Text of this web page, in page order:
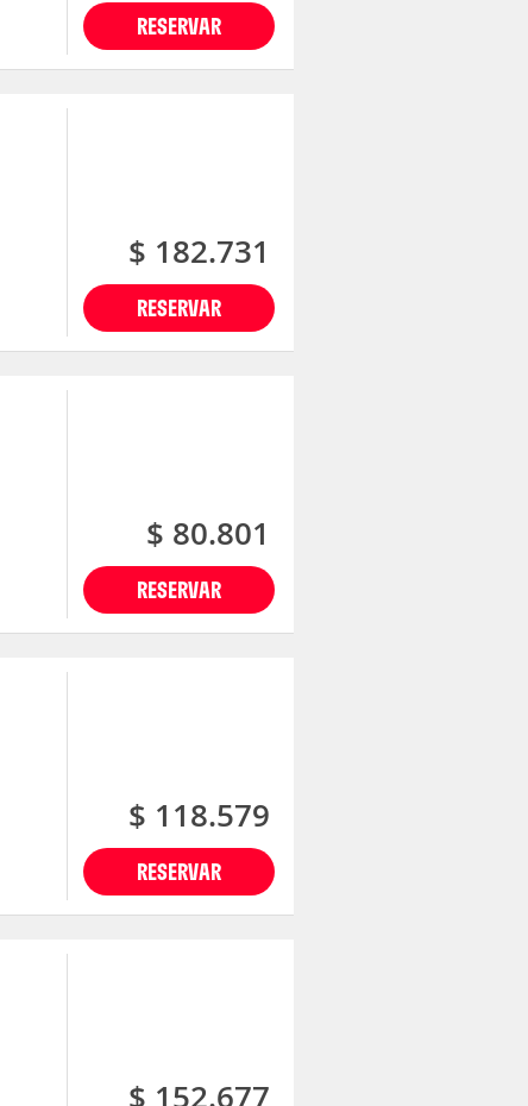
RESERVAR
RESERVAR
$ 182.731
RESERVAR
$ 80.801
RESERVAR
$ 118.579
$ 152.677